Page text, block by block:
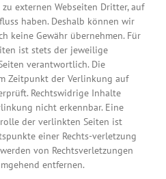
externen Webseiten Dritter, auf
haben. Deshalb können wir
keine Gewähr übernehmen. Für
ist stets der jeweilige
verantwortlich. Die
Zeitpunkt der Verlinkung auf
Rechtswidrige Inhalte
nicht erkennbar. Eine
der verlinkten Seiten ist
einer Rechts-verletzung
von Rechtsverletzungen
entfernen.